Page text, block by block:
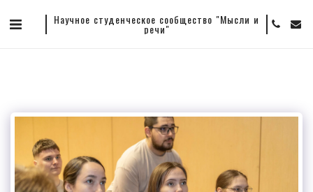
Научное студенческое сообщество "Мысли и
речи"